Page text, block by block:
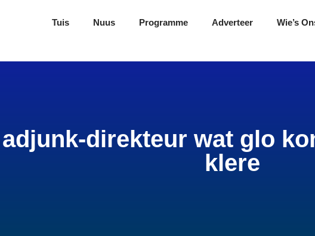
Tuis Nuus Programme Adverteer Wie’s
direkteur wat glo
klere